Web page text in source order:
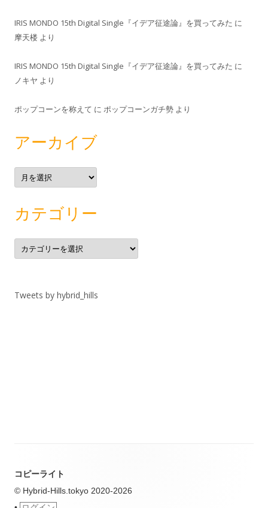
IRIS MONDO 15th Digital Single『イデア征途論』を買ってみた に
摩天楼 より
IRIS MONDO 15th Digital Single『イデア征途論』を買ってみた に
ノキヤ より
ポップコーンを称えて に ポップコーンガチ勢 より
アーカイブ
ア
ー
カ
カテゴリー
カ
テ
ゴ
Tweets by hybrid_hills
コピーライト
© Hybrid-Hills.tokyo 2020-2026